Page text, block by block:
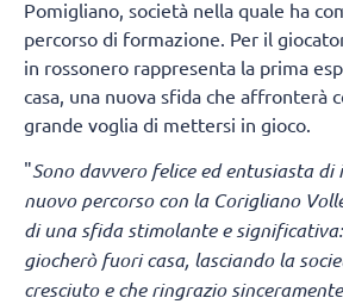
Pomigliano, società nella quale ha
percorso di formazione. Per il
in rossonero rappresenta la prima
casa, una nuova sfida che affronterà
grande voglia di mettersi in gioco.
"Sono davvero felice ed entusiasta di
nuovo percorso con la Corigliano
di una sfida stimolante e
giocherò fuori casa, lasciando la
cresciuto e che ringrazio